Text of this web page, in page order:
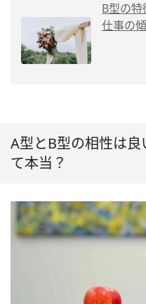
B型の
仕事の
A型とB型の相性は
て本当？